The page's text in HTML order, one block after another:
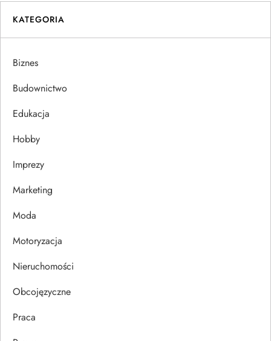
g
a
c
a
w
p
u
KATEGORIA
Biznes
Budownictwo
Edukacja
Hobby
Imprezy
Marketing
Moda
Motoryzacja
Nieruchomości
Obcojęzyczne
Praca